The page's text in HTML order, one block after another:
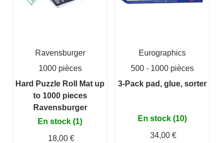
Ravensburger
1000 pièces
Hard Puzzle Roll Mat up
to 1000 pieces
Ravensburger
En stock (1)
18,00 €
Eurographics
500 - 1000 pièces
3-Pack pad, glue, sorter
En stock (10)
34,00 €